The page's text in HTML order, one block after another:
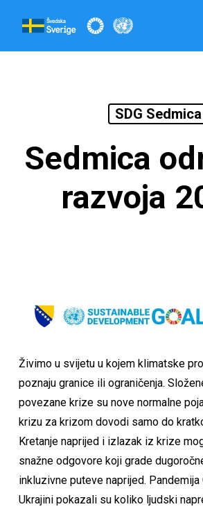
SDG Sedmica
Sedmica
razvoja
Živimo u svijetu u kojem klimatske
poznaju granice ili ograničenja.
povezane krize su nove normalne
krizu za krizom dovodi samo do
Kretanje naprijed i izlazak iz krize
snažne odgovore koji grade
inkluzivne puteve naprijed. Pandemija
Ukrajini pokazali su koliko ljudski